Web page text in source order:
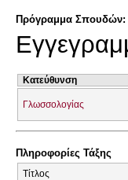
Πρόγραμμα Σπουδών:
Κατεύθυνση
Γλωσσολογίας
Πληροφορίες Τάξης
Τίτλος